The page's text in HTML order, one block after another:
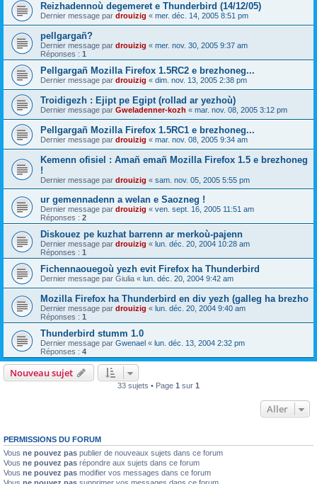
Reizhadennoù degemeret e Thunderbird (14/12/05)
Dernier message par drouizig « mer. déc. 14, 2005 8:51 pm
pellgargañ?
Dernier message par drouizig « mer. nov. 30, 2005 9:37 am
Réponses : 1
Pellgargañ Mozilla Firefox 1.5RC2 e brezhoneg...
Dernier message par drouizig « dim. nov. 13, 2005 2:38 pm
Troidigezh : Ejipt pe Egipt (rollad ar yezhoù)
Dernier message par Gweladenner-kozh « mar. nov. 08, 2005 3:12 pm
Pellgargañ Mozilla Firefox 1.5RC1 e brezhoneg...
Dernier message par drouizig « mar. nov. 08, 2005 9:34 am
Kemenn ofisiel : Amañ emañ Mozilla Firefox 1.5 e brezhoneg
!
Dernier message par drouizig « sam. nov. 05, 2005 5:55 pm
ur gemennadenn a welan e Saozneg !
Dernier message par drouizig « ven. sept. 16, 2005 11:51 am
Réponses : 2
Diskouez pe kuzhat barrenn ar merkoù-pajenn
Dernier message par drouizig « lun. déc. 20, 2004 10:28 am
Réponses : 1
Fichennaouegoù yezh evit Firefox ha Thunderbird
Dernier message par Giulia « lun. déc. 20, 2004 9:42 am
Mozilla Firefox ha Thunderbird en div yezh (galleg ha brezho
Dernier message par drouizig « lun. déc. 20, 2004 9:40 am
Réponses : 1
Thunderbird stumm 1.0
Dernier message par Gwenael « lun. déc. 13, 2004 2:32 pm
Réponses : 4
Nouveau sujet
33 sujets • Page 1 sur 1
Aller
PERMISSIONS DU FORUM
Vous ne pouvez pas publier de nouveaux sujets dans ce forum
Vous ne pouvez pas répondre aux sujets dans ce forum
Vous ne pouvez pas modifier vos messages dans ce forum